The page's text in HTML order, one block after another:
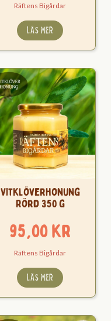
Räftens Bigårdar
LÄS MER
Vitklöverhonung
Rörd 350 g
95,00kr
Räftens Bigårdar
LÄS MER